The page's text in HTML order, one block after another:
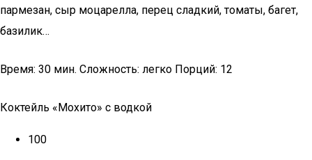
пармезан, сыр моцарелла, перец сладкий, томаты, багет,
базилик…
Время: 30 мин. Сложность: легко Порций: 12
Коктейль «Мохито» с водкой
100